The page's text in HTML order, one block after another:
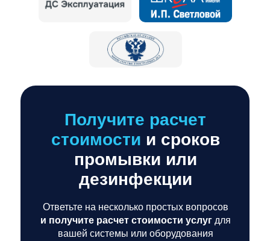
Получите расчет
стоимости и сроков
промывки или
дезинфекции
Ответьте на несколько простых вопросов
и получите расчет стоимости услугдля
вашей системы или оборудования